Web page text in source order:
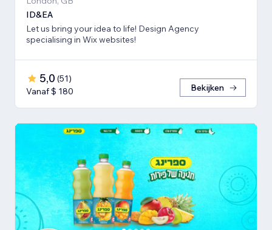
ID&EA
Let us bring your idea to life! Design Agency
specialising in Wix websites!
5,0 (51)
Vanaf $ 180
Bekijken